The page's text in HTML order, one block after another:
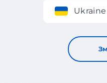
Ukraine
Екіпірування та